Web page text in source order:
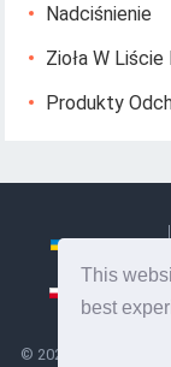
This
best
Nadciśnienie
Zioła W Liście
Produkty
© 2026 -